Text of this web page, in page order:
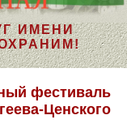
ИМЕНИ
фестиваль
Ценского